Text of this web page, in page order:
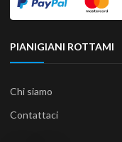
PIANIGIANI ROTTAMI
Chi siamo
Contattaci